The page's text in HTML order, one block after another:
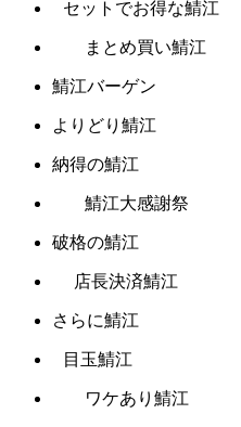
セットでお得な鯖江
まとめ買い鯖江
鯖江バーゲン
よりどり鯖江
納得の鯖江
鯖江大感謝祭
破格の鯖江
店長決済鯖江
さらに鯖江
目玉鯖江
ワケあり鯖江